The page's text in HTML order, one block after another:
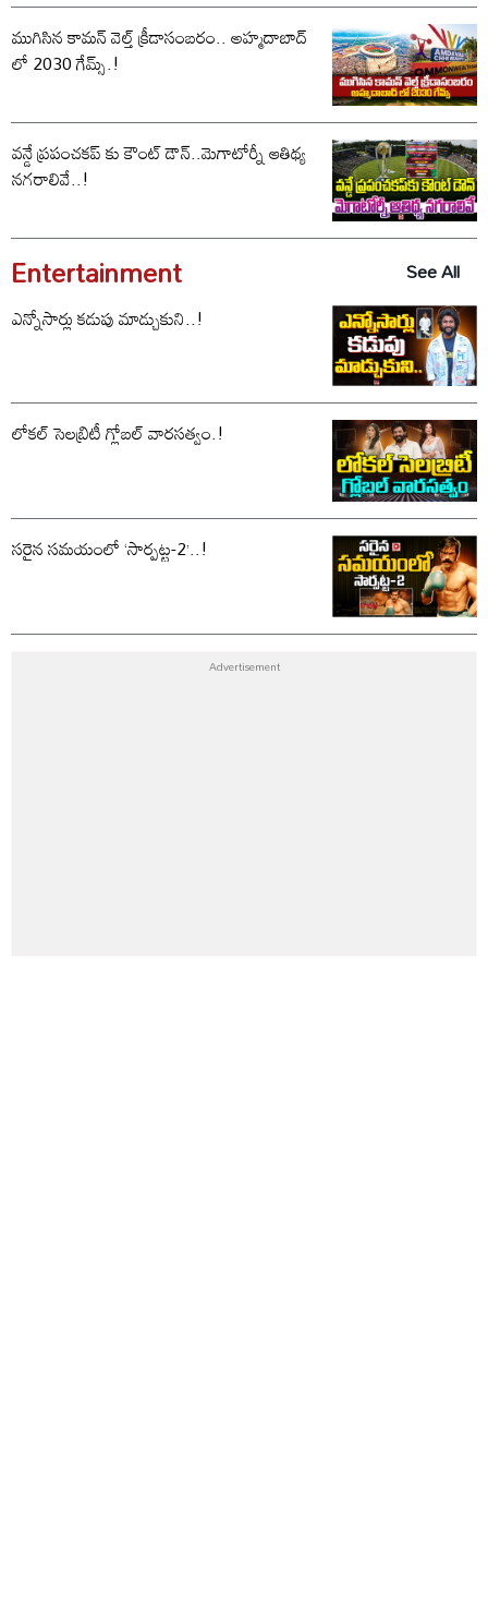
ముగిసిన కామన్ వెల్త్ క్రీడాసంబరం.. అహ్మదాబాద్
లో 2030 గేమ్స్.!
వన్డే ప్రపంచకప్ కు కౌంట్ డౌన్..మెగాటోర్నీ ఆతిథ్య
నగరాలివే..!
Entertainment
See All
ఎన్నోసార్లు కడుపు మాడ్చుకుని..!
లోకల్ సెలబ్రిటీ గ్లోబల్ వారసత్వం.!
సరైన సమయంలో ‘సార్పట్ట-2’..!